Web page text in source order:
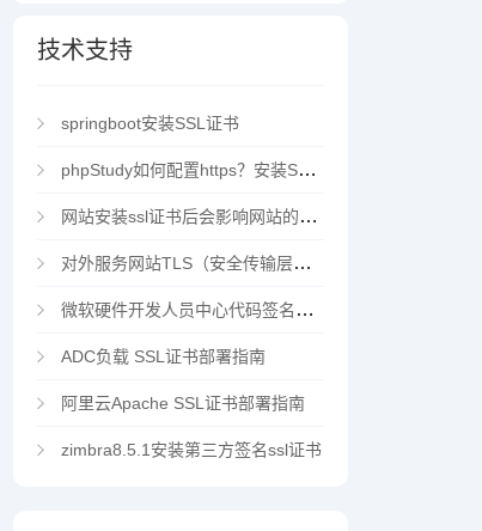
技术支持
springboot安装SSL证书
phpStudy如何配置https？安装SSL证书方法指南
网站安装ssl证书后会影响网站的访问速度吗？
对外服务网站TLS（安全传输层协议）部署指南
微软硬件开发人员中心代码签名证书选购指南
ADC负载 SSL证书部署指南
阿里云Apache SSL证书部署指南
zimbra8.5.1安装第三方签名ssl证书